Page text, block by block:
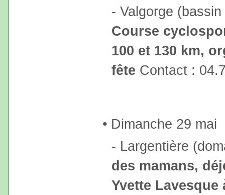
- Valgorge
Course
100 et 130 km,
fête Contact :
• Dimanche 29 mai
- Largentière
des mamans,
Yvette